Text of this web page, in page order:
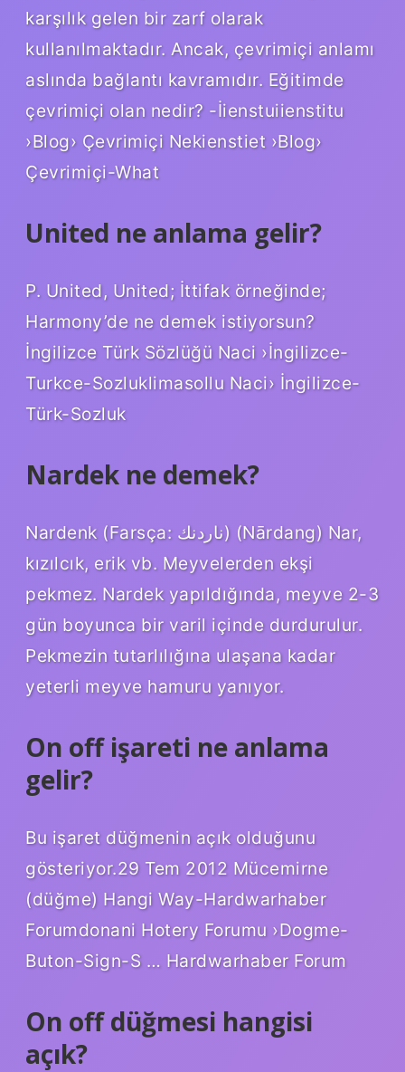
karşılık gelen bir zarf olarak
kullanılmaktadır. Ancak, çevrimiçi anlamı
aslında bağlantı kavramıdır. Eğitimde
çevrimiçi olan nedir? -İienstuiienstitu
›Blog› Çevrimiçi Nekienstiet ›Blog›
Çevrimiçi-What
United ne anlama gelir?
P. United, United; İttifak örneğinde;
Harmony’de ne demek istiyorsun?
İngilizce Türk Sözlüğü Naci ›İngilizce-
Turkce-Sozluklimasollu Naci› İngilizce-
Türk-Sozluk
Nardek ne demek?
Nardenk (Farsça: ﻧﺎﺭﺩﻧﻚ) (Nārdang) Nar,
kızılcık, erik vb. Meyvelerden ekşi
pekmez. Nardek yapıldığında, meyve 2-3
gün boyunca bir varil içinde durdurulur.
Pekmezin tutarlılığına ulaşana kadar
yeterli meyve hamuru yanıyor.
On off işareti ne anlama
gelir?
Bu işaret düğmenin açık olduğunu
gösteriyor.29 Tem 2012 Mücemirne
(düğme) Hangi Way-Hardwarhaber
Forumdonani Hotery Forumu ›Dogme-
Buton-Sign-S … Hardwarhaber Forum
On off düğmesi hangisi
açık?